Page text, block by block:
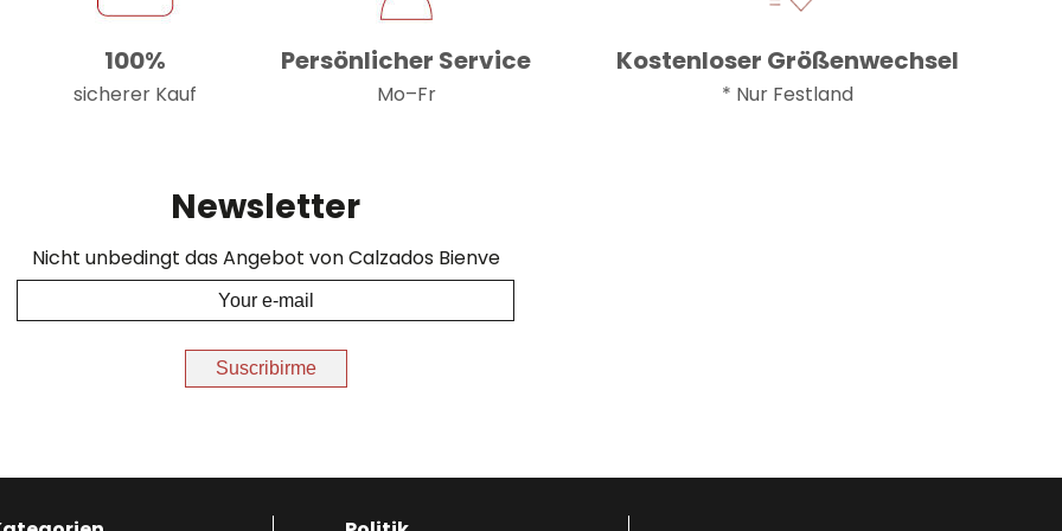
100%
sicherer Kauf
Persönlicher Service
Mo–Fr
Kostenloser Größenwechsel
* Nur Festland
Newsletter
Nicht unbedingt das Angebot von Calzados Bienve
Suscribirme